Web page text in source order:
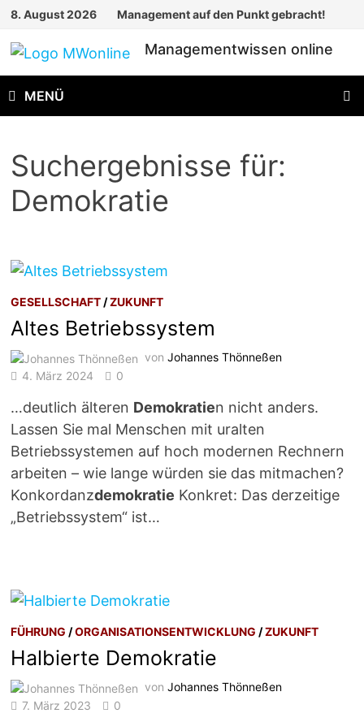
Zum
springen
8. August 2026 Management auf den Punkt gebracht!
Managementwissen online
MENÜ
Suchergebnisse für:
Demokratie
GESELLSCHAFT /ZUKUNFT
Altes Betriebssystem
vonJohannes Thönneßen
4. März 2024
0
…deutlich älteren Demokratien nicht anders.
Lassen Sie mal Menschen mit uralten
Betriebssystemen auf hoch modernen Rechnern
arbeiten – wie lange würden sie das mitmachen?
Konkordanzdemokratie Konkret: Das derzeitige
„Betriebssystem“ ist…
FÜHRUNG /ORGANISATIONSENTWICKLUNG /ZUKUNFT
Halbierte Demokratie
vonJohannes Thönneßen
7. März 2023
0